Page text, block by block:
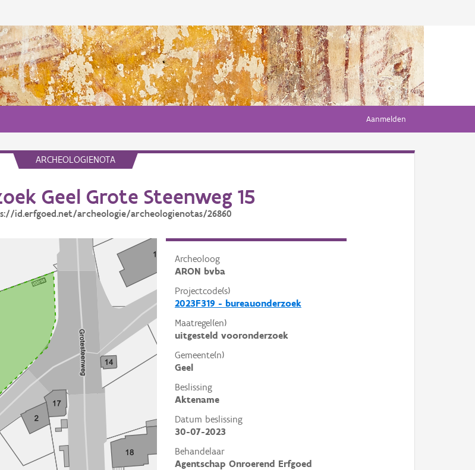
Aanmelden
ARCHEOLOGIENOTA
Geel Grote Steenweg 15
id.erfgoed.net/archeologie/archeologienotas/26860
Archeoloog
ARON bvba
Projectcode(s)
2023F319 - bureauonderzoek
Maatregel(en)
uitgesteld vooronderzoek
Gemeente(n)
Geel
Beslissing
Aktename
Datum beslissing
30-07-2023
Behandelaar
Agentschap Onroerend Erfgoed